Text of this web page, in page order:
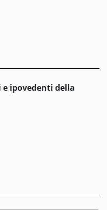
e ipovedenti della